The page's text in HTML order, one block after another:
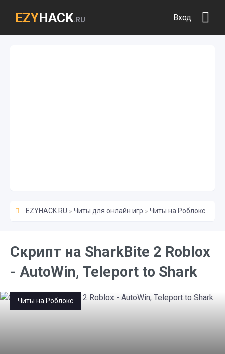
EZYHACK.RU Вход
EZYHACK.RU » Читы для онлайн игр » Читы на Роблокс
Скрипт на SharkBite 2 Roblox
- AutoWin, Teleport to Shark
Читы на Роблокс